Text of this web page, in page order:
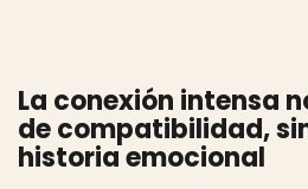
La conexión intensa
de compatibilidad,
historia emocional